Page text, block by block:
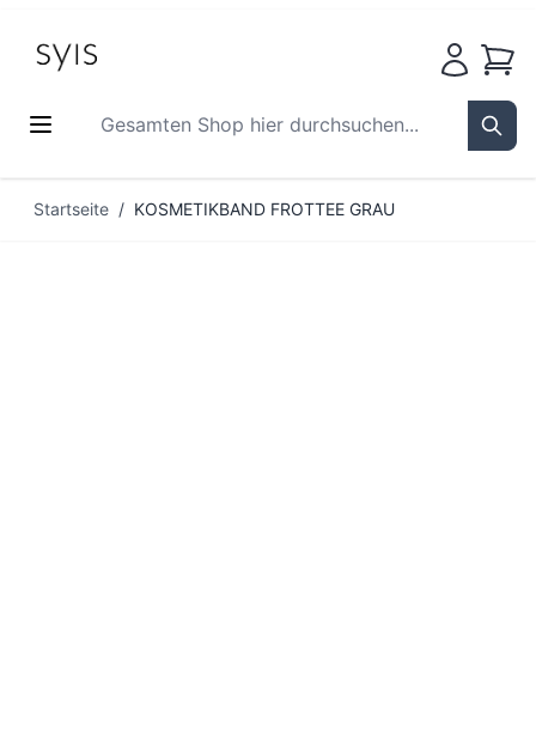
Gesamten Shop hier durchsuchen...
Startseite / KOSMETIKBAND FROTTEE GRAU